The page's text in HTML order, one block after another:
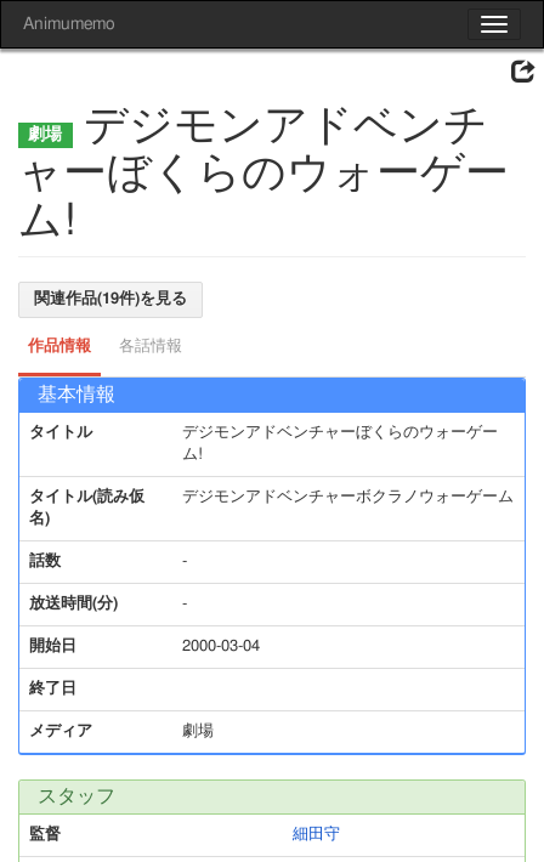
Toggle
Animumemo
デジモンアドベンチ
ャーぼくらのウォーゲー
ム!
関連作品(19件)を見る
作品情報 各話情報
基本情報
タイトル
デジモンアドベンチャーぼくらのウォーゲー
ム!
タイトル(読み仮
名)
デジモンアドベンチャーボクラノウォーゲーム
話数 -
放送時間(分) -
開始日 2000-03-04
終了日
メディア 劇場
スタッフ
監督 細田守